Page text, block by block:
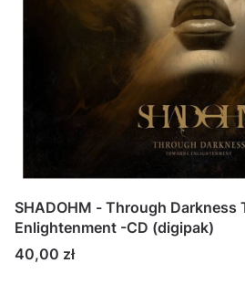
SHADOHM - Through Darkness
Enlightenment -CD (digipak)
Cena
40,00 zł